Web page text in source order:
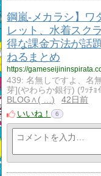
鋼嵐‐メカラシ】ワ
レット、水着スク
得な課金方法が話
ねるまとめ
439: 名無しですよ、名
芽](やわらか銀行) (ﾜｯﾁｮ
BLOG∧( …
42日前
いいね！
6